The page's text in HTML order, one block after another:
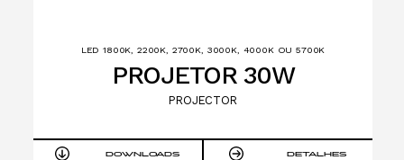
LED 1800K, 2200K, 2700K, 3000K, 4000K OU 5700K
PROJETOR 30W
PROJECTOR
DOWNLOADS DETALHES